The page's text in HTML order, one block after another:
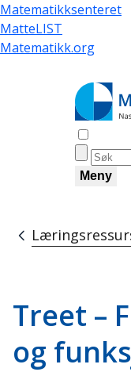
Hopp
til
hovedinnhold
Matematikksenteret
MatteLIST
Matematikk.org
Meny
Treet –
og